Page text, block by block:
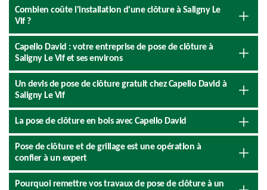
Combien coûte l'installation d'une clôture à Saligny Le
Vif ?
Capello David : votre entreprise de pose de clôture à
Saligny Le Vif et ses environs
Un devis de pose de clôture gratuit chez Capello David à
Saligny Le Vif
La pose de clôture en bois avec Capello David
Pose de clôture et de grillage est une opération à
confier à un expert
Pourquoi remettre vos travaux de pose de clôture à un